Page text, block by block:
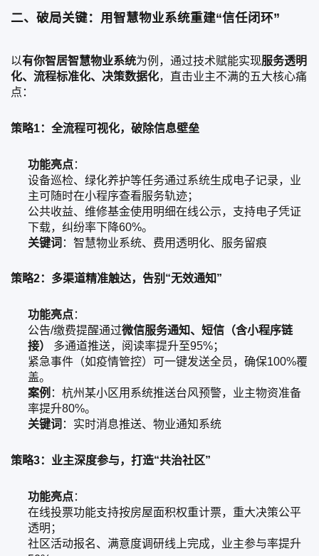
二、破局关键：用智慧物业系统重建“信任闭环”
以有你智居智慧物业系统为例，通过技术赋能实现服务透明
化、流程标准化、决策数据化，直击业主不满的五大核心痛
点：
策略1：全流程可视化，破除信息壁垒
功能亮点：
设备巡检、绿化养护等任务通过系统生成电子记录，业
主可随时在小程序查看服务轨迹；
公共收益、维修基金使用明细在线公示，支持电子凭证
下载，纠纷率下降60%。
关键词 ：智慧物业系统、费用透明化、服务留痕
策略2：多渠道精准触达，告别“无效通知”
功能亮点：
公告/缴费提醒通过微信服务通知、短信（含小程序链
接）
多通道推送，阅读率提升至95%；
紧急事件（如疫情管控）可一键发送全员，确保100%覆
盖。
案例 ：杭州某小区用系统推送台风预警，业主物资准备
率提升80%。
关键词 ：实时消息推送、物业通知系统
策略3：业主深度参与，打造“共治社区”
功能亮点：
在线投票功能支持按房屋面积权重计票，重大决策公平
透明；
社区活动报名、满意度调研线上完成，业主参与率提升